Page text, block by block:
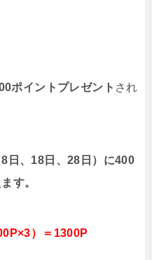
ポイントプレゼント され
日、18日、28日）に400
す。
）＝1300P